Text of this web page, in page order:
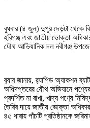
বুধবার (৪ জুন) দুপুর দেড়টা থেকে
হবিগঞ্জ এবং জাতীয় ভোক্তা
যৌথ আভিযানিক দল নবীগঞ্জ
র‌্যাব জানায়, র‌্যাপিড অ্যাকশন
অধিদপ্তরের যৌথ অভিযানে
প্রদর্শিত না রাখা, খাদ্য পণ্যে
তৈরির দায়ে জাতীয় ভোক্তা
৪৫ ধারায় পাঁচটি প্রতিষ্ঠানকে